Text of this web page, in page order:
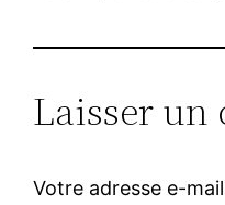
Laisser un
Votre adresse e-